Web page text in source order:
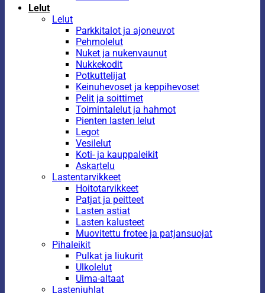
Lelut
Lelut
Parkkitalot ja ajoneuvot
Pehmolelut
Nuket ja nukenvaunut
Nukkekodit
Potkuttelijat
Keinuhevoset ja keppihevoset
Pelit ja soittimet
Toimintalelut ja hahmot
Pienten lasten lelut
Legot
Vesilelut
Koti- ja kauppaleikit
Askartelu
Lastentarvikkeet
Hoitotarvikkeet
Patjat ja peitteet
Lasten astiat
Lasten kalusteet
Muovitettu frotee ja patjansuojat
Pihaleikit
Pulkat ja liukurit
Ulkolelut
Uima-altaat
Lastenjuhlat